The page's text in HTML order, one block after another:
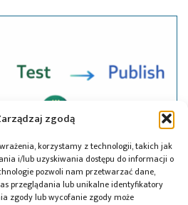
zgodą
korzystamy z technologii, takich jak
i/lub uzyskiwania dostępu do informacji o
pozwoli nam przetwarzać dane,
przeglądania lub unikalne identyfikatory
zgody lub wycofanie zgody może